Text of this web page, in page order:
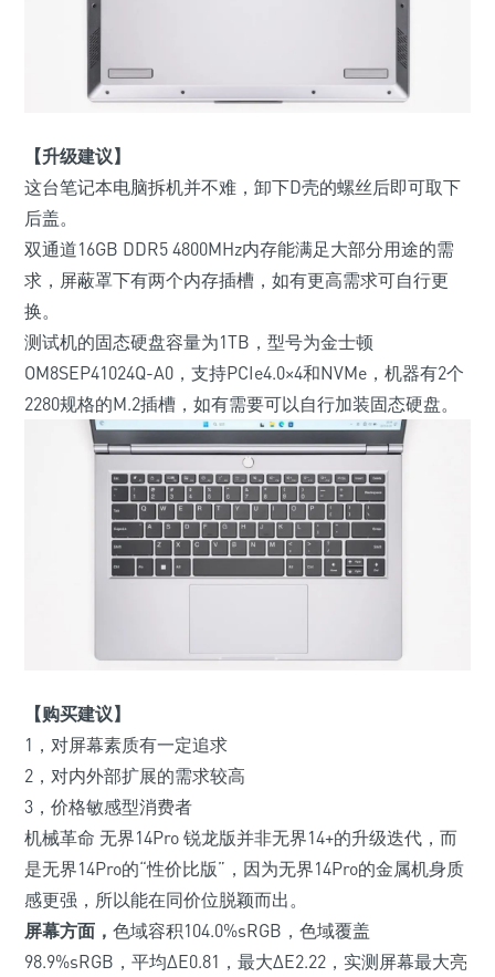
【升级建议】
这台笔记本电脑拆机并不难，卸下D壳的螺丝后即可取下
后盖。
双通道16GB DDR5 4800MHz内存能满足大部分用途的需
求，屏蔽罩下有两个内存插槽，如有更高需求可自行更
换。
测试机的固态硬盘容量为1TB，型号为金士顿
OM8SEP41024Q-A0，支持PCIe4.0×4和NVMe，机器有2个
2280规格的M.2插槽，如有需要可以自行加装固态硬盘。
【购买建议】
1，对屏幕素质有一定追求
2，对内外部扩展的需求较高
3，价格敏感型消费者
机械革命 无界14Pro 锐龙版并非无界14+的升级迭代，而
是无界14Pro的“性价比版”，因为无界14Pro的金属机身质
感更强，所以能在同价位脱颖而出。
屏幕方面， 色域容积104.0%sRGB，色域覆盖
98.9%sRGB，平均ΔE0.81，最大ΔE2.22，实测屏幕最大亮